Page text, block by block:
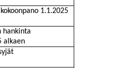
1.1.2025
hankinta
alkaen